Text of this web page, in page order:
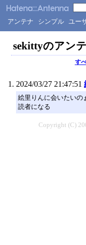
アンテナ シンプル ユー
sekittyのアン
す
2024/03/27 21:47:51
絵里りんに会いたいの
読者になる
Copyright (C)